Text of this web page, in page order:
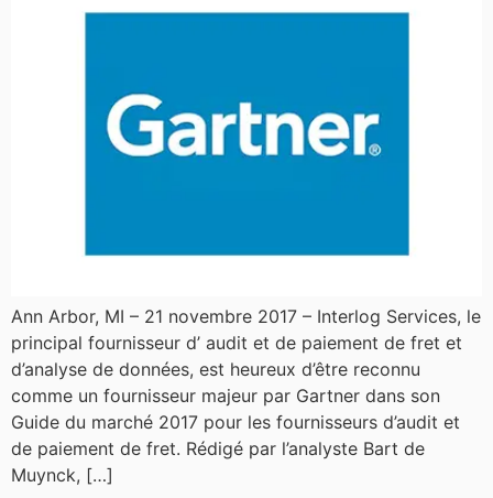
Ann Arbor, MI – 21 novembre 2017 – Interlog Services, le
principal fournisseur d’ audit et de paiement de fret et
d’analyse de données, est heureux d’être reconnu
comme un fournisseur majeur par Gartner dans son
Guide du marché 2017 pour les fournisseurs d’audit et
de paiement de fret. Rédigé par l’analyste Bart de
Muynck, […]